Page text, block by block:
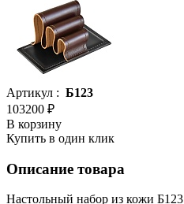
Артикул : Б123
103200 ₽
В корзину
Купить в один клик
Описание товара
Настольный набор из кожи Б123